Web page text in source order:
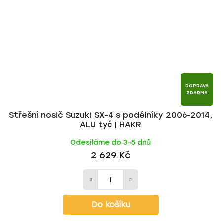
DOPRAVA
ZDARMA
Střešní nosič Suzuki SX-4 s podélníky 2006-2014,
ALU tyč | HAKR
Odesíláme do 3-5 dnů
2 629 Kč
Do košíku